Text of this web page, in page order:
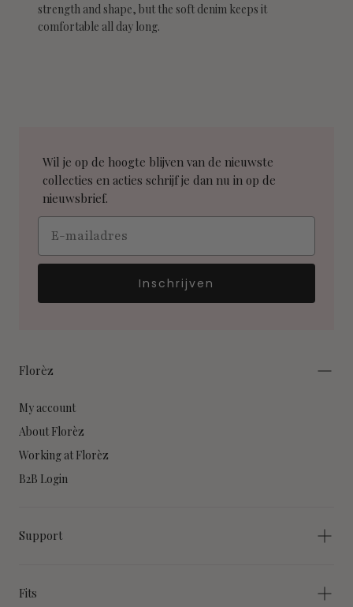
strength and shape, but the soft denim keeps it
comfortable all day long.
Wil je op de hoogte blijven van de nieuwste
collecties en acties schrijf je dan nu in op de
nieuwsbrief.
Inschrijven
Florèz
My account
About Florèz
Working at Florèz
B2B Login
Support
Fits